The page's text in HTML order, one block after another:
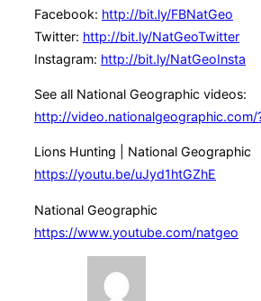
Facebook: http://bit.ly/FBNatGeo
Twitter: http://bit.ly/NatGeoTwitter
Instagram: http://bit.ly/NatGeoInsta
See all National Geographic videos:
http://video.nationalgeographic.com/
Lions Hunting | National Geographic
https://youtu.be/uJyd1htGZhE
National Geographic
https://www.youtube.com/natgeo